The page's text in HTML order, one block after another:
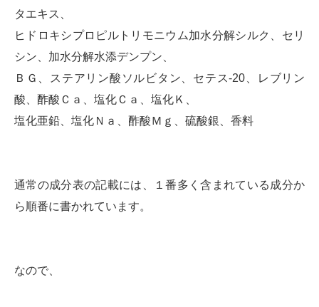
タエキス、
ヒドロキシプロピルトリモニウム加水分解シルク、セリ
シン、加水分解水添デンプン、
ＢＧ、ステアリン酸ソルビタン、セテス-20、レブリン
酸、酢酸Ｃａ、塩化Ｃａ、塩化Ｋ、
塩化亜鉛、塩化Ｎａ、酢酸Ｍｇ、硫酸銀、香料
通常の成分表の記載には、１番多く含まれている成分か
ら順番に書かれています。
なので、